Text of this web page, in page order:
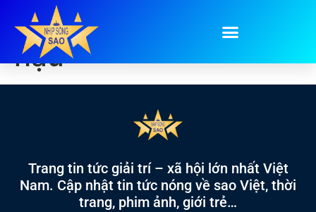
Tag:cuộc thi Hoa
hậu
Trang tin tức giải trí – xã hội lớn nhất Việt
Nam. Cập nhật tin tức nóng về sao Việt, thời
trang, phim ảnh, giới trẻ…